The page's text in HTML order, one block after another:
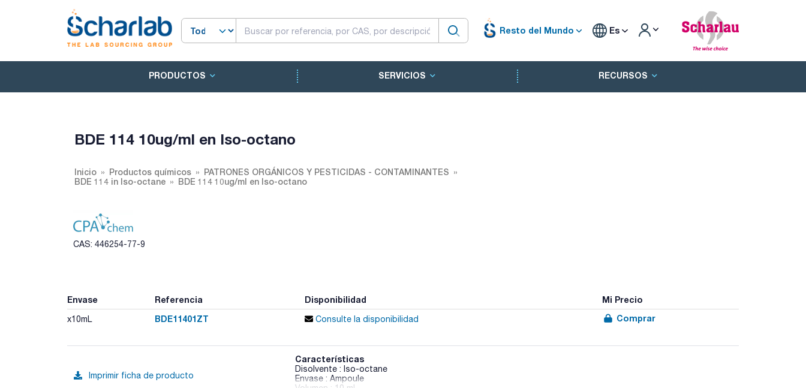
Resto del Mundo Es
PRODUCTOS SERVICIOS RECURSOS
BDE 114 10ug/ml en Iso-octano
Inicio Productos químicos
PATRONES ORGÁNICOS Y PESTICIDAS - CONTAMINANTES
BDE 114 in Iso-octane
BDE 114 10ug/ml en Iso-octano
CAS: 446254-77-9
Envase Referencia Disponibilidad Mi Precio
x10mL BDE11401ZT Consulte la disponibilidad Comprar
Imprimir ficha de producto
Características
Disolvente : Iso-octane
Envase : Ampoule